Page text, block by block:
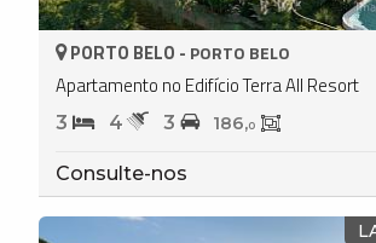
PORTO BELO - PORTO BELO
Apartamento no Edifício Terra All Resort
3 4 3 186,0
Consulte-nos